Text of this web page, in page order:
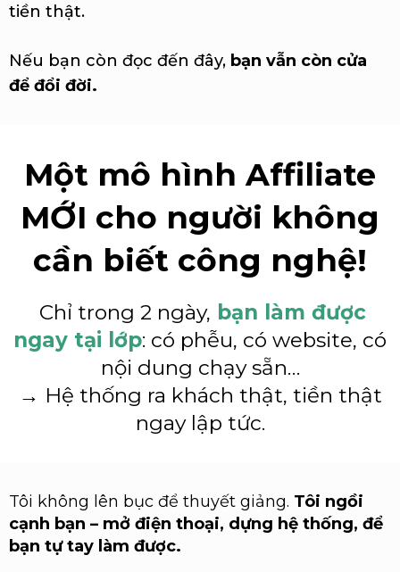
tiền thật.
Nếu bạn còn đọc đến đây, bạn vẫn còn cửa
để đổi đời.
Một mô hình Affiliate
MỚI cho người không
cần biết công nghệ!
Chỉ trong 2 ngày, bạn làm được
ngay tại lớp: có phễu, có website, có
nội dung chạy sẵn…
→ Hệ thống ra khách thật, tiền thật
ngay lập tức.
Tôi không lên bục để thuyết giảng. Tôi ngồi
cạnh bạn – mở điện thoại, dựng hệ thống, để
bạn tự tay làm được.